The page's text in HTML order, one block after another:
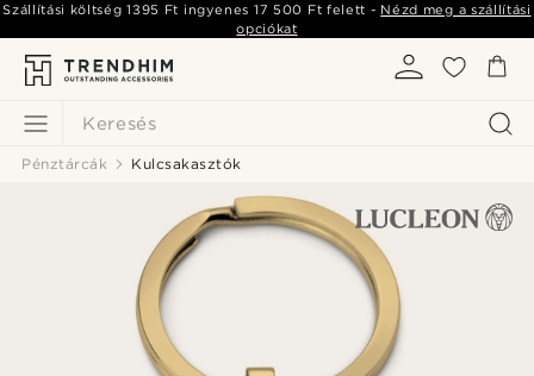
Keresés
Szállítási költség1395 Ft ingyenes 17 500 Ft felett - Nézd meg a szállítási
opciókat
Pénztárcák Kulcsakasztók